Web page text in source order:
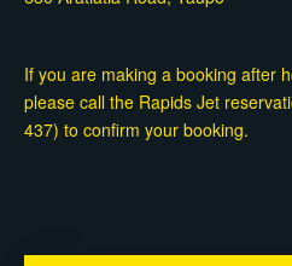
If you are making a booking after
please call the Rapids Jet
437) to confirm your booking.